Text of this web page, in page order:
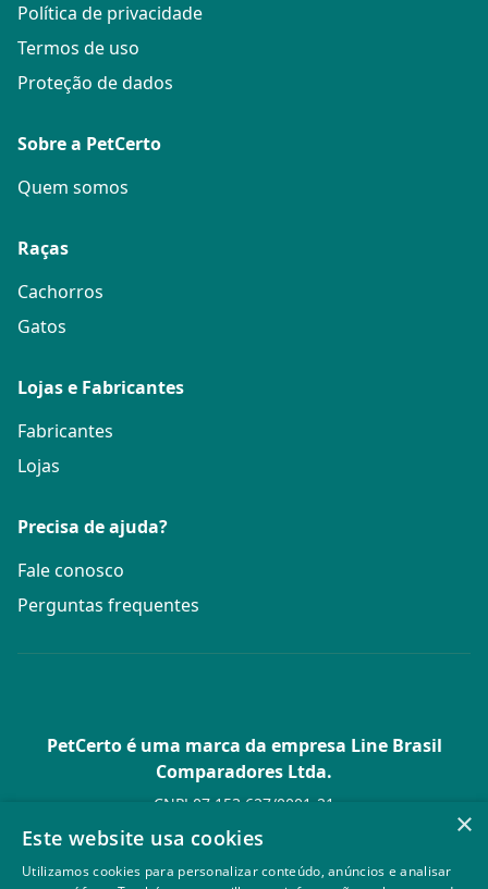
Política de privacidade
Termos de uso
Proteção de dados
Sobre a PetCerto
Quem somos
Raças
Cachorros
Gatos
Lojas e Fabricantes
Fabricantes
Lojas
Precisa de ajuda?
Fale conosco
Perguntas frequentes
PetCerto é uma marca da empresa Line Brasil
Comparadores Ltda.
CNPJ 07.153.627/0001-21
Av. Paulista, 1.636 Conj. 4 Pavilhão 15 - Bela Vista - São Paulo -
SP
×
Este website usa cookies
Utilizamos cookies para personalizar conteúdo, anúncios e analisar